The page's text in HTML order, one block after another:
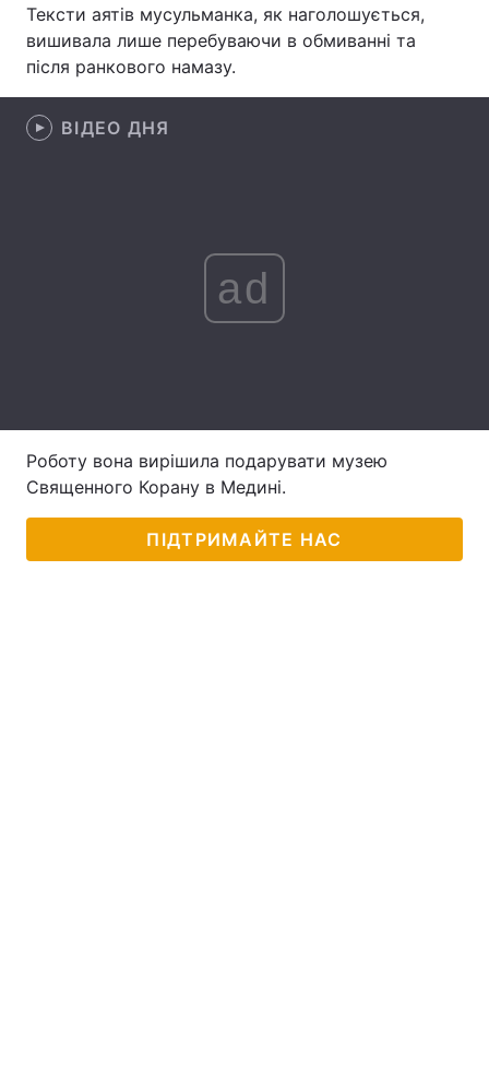
Техно і зв'язок Лайт
Зброя
Здоров'я
Статті
Контакти
Тексти аятів мусульманка, як наголошується,
вишивала лише перебуваючи в обмиванні та
після ранкового намазу.
ВІДЕО ДНЯ
ad
Роботу вона вирішила подарувати музею
Священного Корану в Медині.
ПІДТРИМАЙТЕ НАС